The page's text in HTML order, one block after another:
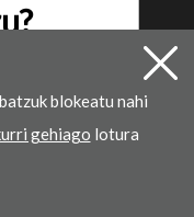
k garatua
blokeatu nahi
gehiago lotura